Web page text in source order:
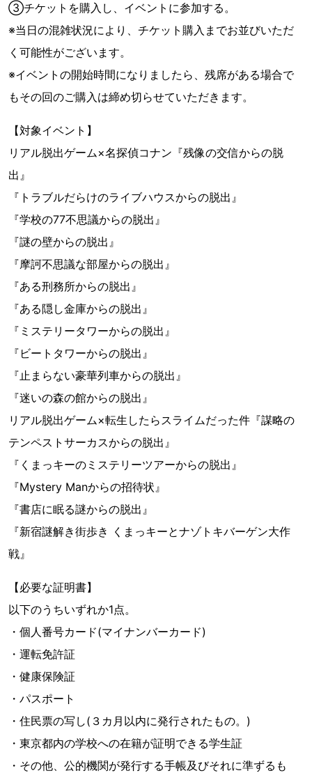
③チケットを購入し、イベントに参加する。
※当日の混雑状況により、チケット購入までお並びいただ
く可能性がございます。
※イベントの開始時間になりましたら、残席がある場合で
もその回のご購入は締め切らせていただきます。
【対象イベント】
リアル脱出ゲーム×名探偵コナン『残像の交信からの脱
出』
『トラブルだらけのライブハウスからの脱出』
『学校の77不思議からの脱出』
『謎の壁からの脱出』
『摩訶不思議な部屋からの脱出』
『ある刑務所からの脱出』
『ある隠し金庫からの脱出』
『ミステリータワーからの脱出』
『ビートタワーからの脱出』
『止まらない豪華列車からの脱出』
『迷いの森の館からの脱出』
リアル脱出ゲーム×転生したらスライムだった件『謀略の
テンペストサーカスからの脱出』
『くまっキーのミステリーツアーからの脱出』
『Mystery Manからの招待状』
『書店に眠る謎からの脱出』
『新宿謎解き街歩き くまっキーとナゾトキバーゲン大作
戦』
【必要な証明書】
以下のうちいずれか1点。
・個人番号カード(マイナンバーカード)
・運転免許証
・健康保険証
・パスポート
・住⺠票の写し(３カ⽉以内に発⾏されたもの。)
・東京都内の学校への在籍が証明できる学生証
・その他、公的機関が発⾏する⼿帳及びそれに準ずるも